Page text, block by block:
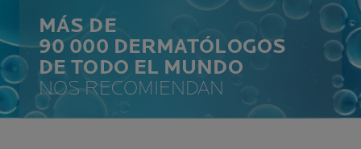
MÁS DE
90 000 DERMATÓLOGOS
DE TODO EL MUNDO
NOS RECOMIENDAN